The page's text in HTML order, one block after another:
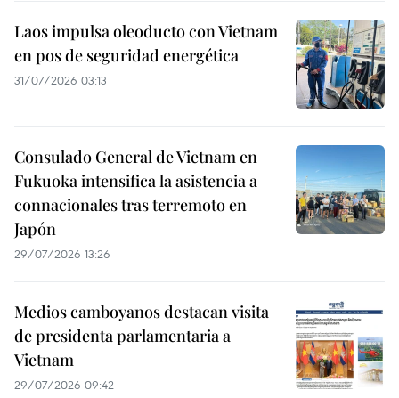
Laos impulsa oleoducto con Vietnam
en pos de seguridad energética
31/07/2026 03:13
Consulado General de Vietnam en
Fukuoka intensifica la asistencia a
connacionales tras terremoto en
Japón
29/07/2026 13:26
Medios camboyanos destacan visita
de presidenta parlamentaria a
Vietnam
29/07/2026 09:42